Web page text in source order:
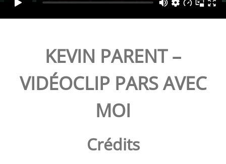
KEVIN PARENT –
VIDÉOCLIP PARS AVEC
MOI
Crédits